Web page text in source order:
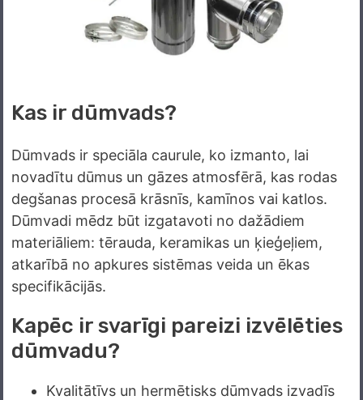
Kas ir dūmvads?
Dūmvads ir speciāla caurule, ko izmanto, lai
novadītu dūmus un gāzes atmosfērā, kas rodas
degšanas procesā krāsnīs, kamīnos vai katlos.
Dūmvadi mēdz būt izgatavoti no dažādiem
materiāliem: tērauda, keramikas un ķieģeļiem,
atkarībā no apkures sistēmas veida un ēkas
specifikācijās.
Kapēc ir svarīgi pareizi izvēlēties
dūmvadu?
Kvalitātīvs un hermētisks dūmvads izvadīs